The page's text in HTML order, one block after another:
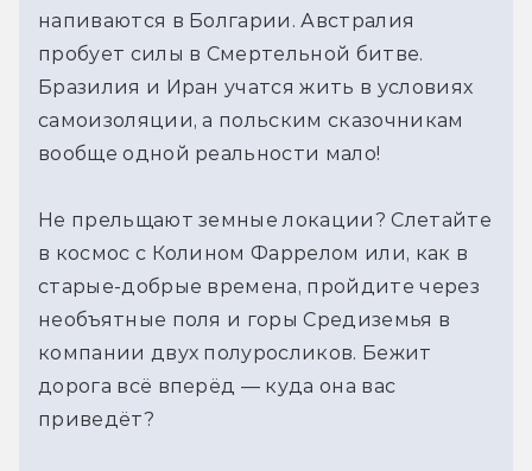
напиваются в Болгарии. Австралия
пробует силы в Смертельной битве.
Бразилия и Иран учатся жить в условиях
самоизоляции, а польским сказочникам
вообще одной реальности мало!
Не прельщают земные локации? Слетайте
в космос с Колином Фаррелом или, как в
старые-добрые времена, пройдите через
необъятные поля и горы Средиземья в
компании двух полуросликов. Бежит
дорога всё вперёд — куда она вас
приведёт?